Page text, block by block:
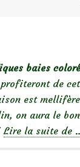
baies
de
est
on aura le
Lire la suite de